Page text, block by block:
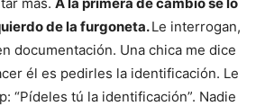
de la furgoneta.Le interrogan,
documentación. Una chica me dice
él es pedirles la identificación. Le
“Pídeles tú la identificación”. Nadie